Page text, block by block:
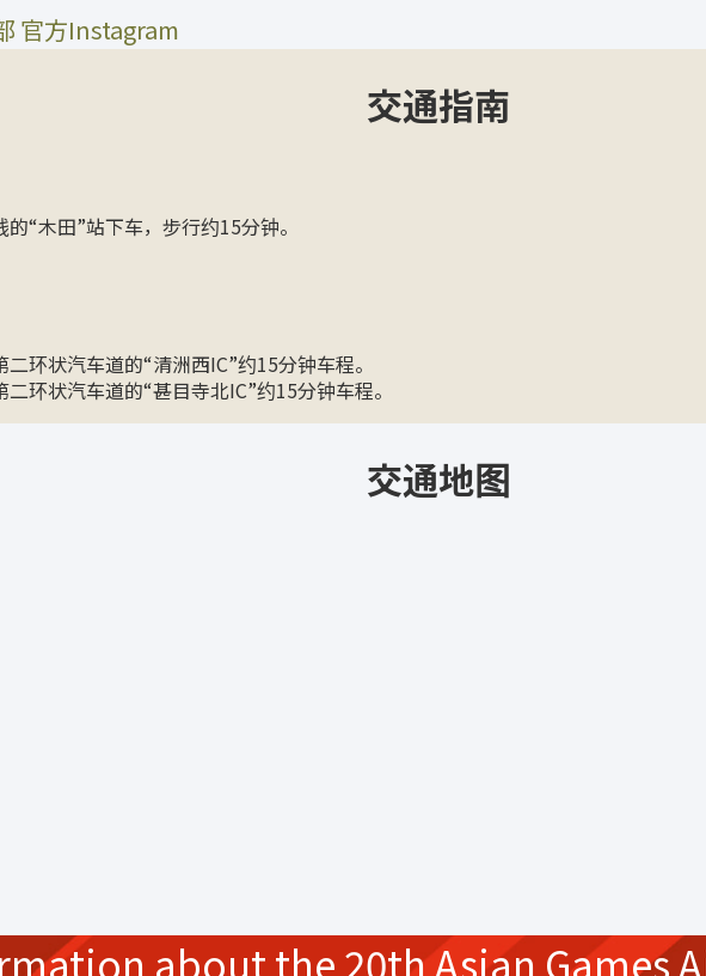
官方Instagram
交通指南
“木田”站下车，步行约15分钟。
环状汽车道的“清洲西IC”约15分钟车程。
环状汽车道的“甚目寺北IC”约15分钟车程。
交通地图
about the20th Asian Games